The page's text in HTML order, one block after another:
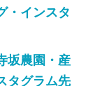
・インスタ
坂農園・産
タグラム先